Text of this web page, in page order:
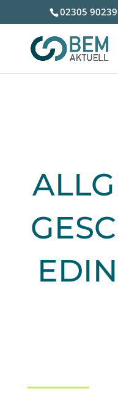
02305